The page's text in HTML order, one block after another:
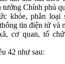
tướng Chính phủ
khỏe, phân loại
tin điện tử và
cơ quan, tổ
42 như sau: